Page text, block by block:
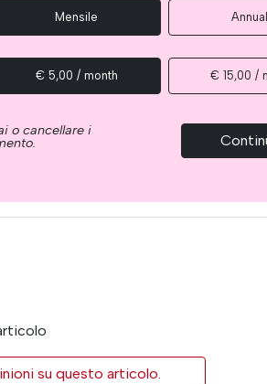
Mensile
€ 5,00 / month € 15,00 /
o cancellare i
su questo articolo.